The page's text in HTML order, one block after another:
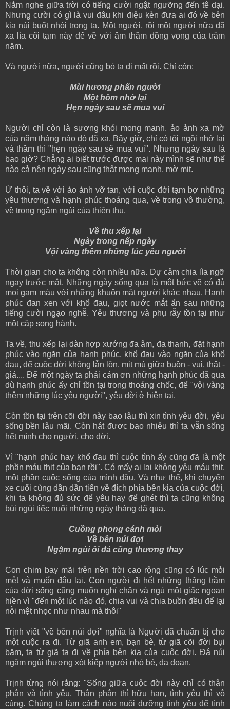
Nằm nghe giữa trời có tiếng cười ngật ngưỡng đến tê dại.
Nhưng cười có gì là vui đâu khi điệu kèn đưa ai đó về bên
kia núi buốt nhói trong ta. Một người, rồi một người nữa đã
xa lìa cõi tạm này để về với âm thầm đồng vọng của trăm
năm.
Và người nữa, người cũng bỏ ta đi mất rồi. Chỉ còn:
Mùi hương phấn người
Một hôm nhớ lại
Hẹn ngày sau sẽ mua vui
Người chỉ còn là sương khói mong manh, ảo ảnh xa mờ
của năm tháng nào đó đã xa. Bây giờ, chỉ có tôi ngồi nhớ lại
và thầm thì "hẹn ngày sau sẽ mua vui". Nhưng ngày sau là
bao giờ? Chẳng ai biết trước được mai này mình sẽ như thế
nào cả nên ngày sau cũng thật mong manh, mờ mịt.
Ừ thôi, ta về với ảo ảnh vỡ tan, với cuộc đời tạm bợ những
yêu thương và hạnh phúc thoáng qua, về trong vô thường,
về trong ngậm ngùi của thiên thu.
Về thu xếp lại
Ngày trong nếp ngày
Vội vàng thêm những lúc yêu người
Thời gian cho ta không còn nhiều nữa. Dự cảm chia lìa ngỡ
ngay trước mắt. Những ngày sống qua là một bức vẽ có đủ
mọi gam màu với những khuôn mặt người khác nhau. Hạnh
phúc đan xen với khổ đau, giọt nước mắt ẩn sau những
tiếng cười ngạo nghễ. Yêu thương và phụ rẫy tồn tại như
một cặp song hành.
Ta về, thu xếp lại dàn hợp xướng đa âm, đa thanh, đặt hạnh
phúc vào ngăn của hạnh phúc, khổ đau vào ngăn của khổ
đau, để cuộc đời không lẫn lộn, mịt mù giữa buồn - vui, thật -
giả.... Để một ngày ta phải cảm ơn những hạnh phúc đã qua
dù hạnh phúc ấy chỉ tồn tại trong thoáng chốc, để "vội vàng
thêm những lúc yêu người", yêu đời ở hiện tại.
Còn tồn tại trên cõi đời này bao lâu thì xin tình yêu đời, yêu
sống bền lâu mãi. Còn hát được bao nhiêu thì ta vẫn sống
hết mình cho người, cho đời.
Vì "hạnh phúc hay khổ đau thì cuộc tình ấy cũng đã là một
phần máu thịt của bạn rồi". Có mấy ai lại không yêu máu thịt,
một phần cuộc sống của mình đâu. Và như thế, khi chuyến
xe cuối cùng dần dần tiến về đích phía bên kia của cuộc đời,
khi ta không đủ sức để yêu hay để ghét thì ta cũng không
bùi ngùi tiếc nuối những ngày tháng đã qua.
Cuồng phong cánh mỏi
Về bên núi đợi
Ngậm ngùi ôi đá cũng thương thay
Con chim bay mãi trên nền trời cao rộng cũng có lúc mỏi
mệt và muốn đậu lại. Con người đi hết những thăng trầm
của đời sống cũng muốn nghỉ chân và ngủ một giấc ngoan
hiền vì "đến một lúc nào đó, chia vui và chia buồn đều để lại
nỗi mệt nhọc như nhau mà thôi"
Trịnh viết "về bên núi đợi" nghĩa là Người đã chuẩn bị cho
một cuộc ra đi. Từ giã anh em, bạn bè, từ giã cõi đời bụi
bặm, ta từ giã ta đi về phía bên kia của cuộc đời. Đá núi
ngậm ngùi thương xót kiếp người nhỏ bé, đa đoan.
Trịnh từng nói rằng: "Sống giữa cuộc đời này chỉ có thân
phận và tình yêu. Thân phận thì hữu hạn, tình yêu thì vô
cùng. Chúng ta làm cách nào nuôi dưỡng tình yêu để tình